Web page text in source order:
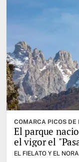
COMARCA PICOS DE
El parque
el vigor el
EL FIELATO Y EL NORA